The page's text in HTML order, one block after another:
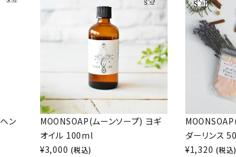
ン
MOONSOAP(ムーンソープ) ヨギ
オイル 100ml
¥3,000 (税込)
ダーリンス
¥1,320 (税込